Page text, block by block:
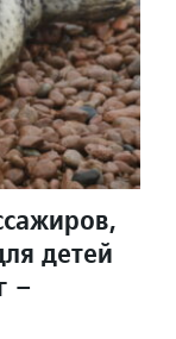
детей
–